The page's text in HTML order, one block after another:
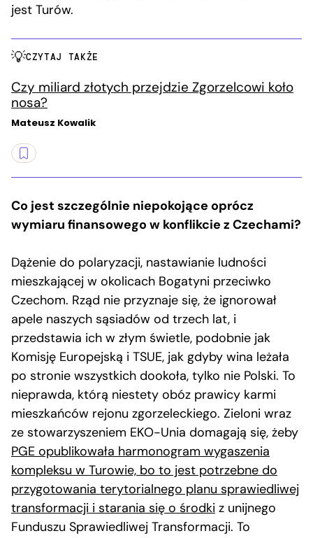
jest Turów.
CZYTAJ TAKŻE
Czy miliard złotych przejdzie Zgorzelcowi koło
nosa?
Mateusz Kowalik
Co jest szczególnie niepokojące oprócz
wymiaru finansowego w konflikcie z Czechami?
Dążenie do polaryzacji, nastawianie ludności
mieszkającej w okolicach Bogatyni przeciwko
Czechom. Rząd nie przyznaje się, że ignorował
apele naszych sąsiadów od trzech lat, i
przedstawia ich w złym świetle, podobnie jak
Komisję Europejską i TSUE, jak gdyby wina leżała
po stronie wszystkich dookoła, tylko nie Polski. To
nieprawda, którą niestety obóz prawicy karmi
mieszkańców rejonu zgorzeleckiego. Zieloni wraz
ze stowarzyszeniem EKO-Unia domagają się, żeby
PGE opublikowała harmonogram wygaszenia
kompleksu w Turowie, bo to jest potrzebne do
przygotowania terytorialnego planu sprawiedliwej
transformacji i starania się o środki z unijnego
Funduszu Sprawiedliwej Transformacji. To